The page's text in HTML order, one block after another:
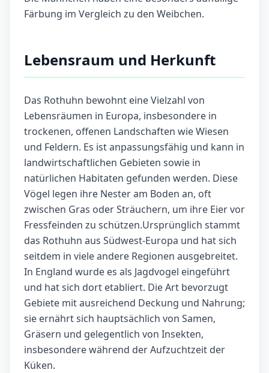
Färbung im Vergleich zu den Weibchen.
Lebensraum und Herkunft
Das Rothuhn bewohnt eine Vielzahl von
Lebensräumen in Europa, insbesondere in
trockenen, offenen Landschaften wie Wiesen
und Feldern. Es ist anpassungsfähig und kann in
landwirtschaftlichen Gebieten sowie in
natürlichen Habitaten gefunden werden. Diese
Vögel legen ihre Nester am Boden an, oft
zwischen Gras oder Sträuchern, um ihre Eier vor
Fressfeinden zu schützen.Ursprünglich stammt
das Rothuhn aus Südwest-Europa und hat sich
seitdem in viele andere Regionen ausgebreitet.
In England wurde es als Jagdvogel eingeführt
und hat sich dort etabliert. Die Art bevorzugt
Gebiete mit ausreichend Deckung und Nahrung;
sie ernährt sich hauptsächlich von Samen,
Gräsern und gelegentlich von Insekten,
insbesondere während der Aufzuchtzeit der
Küken.